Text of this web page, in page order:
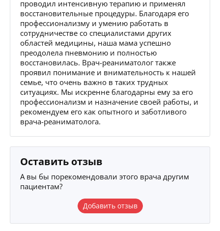
проводил интенсивную терапию и применял
восстановительные процедуры. Благодаря его
профессионализму и умению работать в
сотрудничестве со специалистами других
областей медицины, наша мама успешно
преодолела пневмонию и полностью
восстановилась. Врач-реаниматолог также
проявил понимание и внимательность к нашей
семье, что очень важно в таких трудных
ситуациях. Мы искренне благодарны ему за его
профессионализм и назначение своей работы, и
рекомендуем его как опытного и заботливого
врача-реаниматолога.
Оставить отзыв
А вы бы порекомендовали этого врача другим
пациентам?
Добавить отзыв